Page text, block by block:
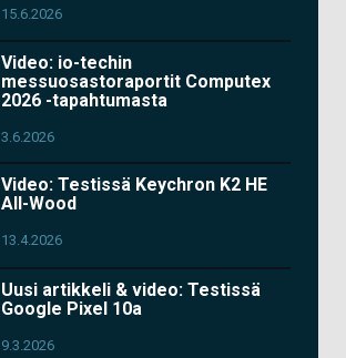
15.6.2026
Video: io-techin
messuosastoraportit Computex
2026 -tapahtumasta
3.6.2026
Video: Testissä Keychron K2 HE
All-Wood
13.4.2026
Uusi artikkeli & video: Testissä
Google Pixel 10a
9.3.2026